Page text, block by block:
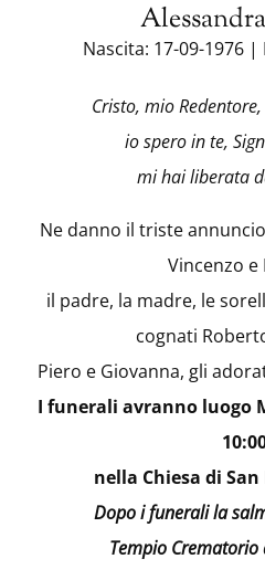
Nascita: 17-09-1976
Cristo, mio
io spero in te,
mi hai liberata
Ne danno il triste
Vincenzo e
il padre, la madre, le
cognati
Piero e Giovanna, gli
I funerali avranno luogo
nella Chiesa di
Dopo i funerali la
Tempio